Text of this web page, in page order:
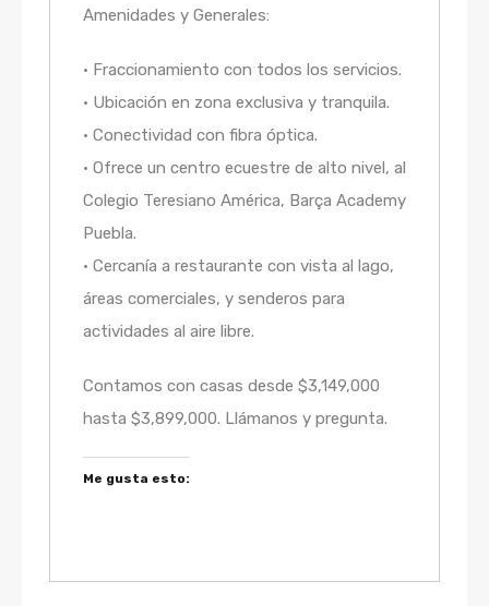
Amenidades y Generales:
• Fraccionamiento con todos los servicios.
• Ubicación en zona exclusiva y tranquila.
• Conectividad con fibra óptica.
• Ofrece un centro ecuestre de alto nivel, al
Colegio Teresiano América, Barça Academy
Puebla.
• Cercanía a restaurante con vista al lago,
áreas comerciales, y senderos para
actividades al aire libre.
Contamos con casas desde $3,149,000
hasta $3,899,000. Llámanos y pregunta.
Me gusta esto: